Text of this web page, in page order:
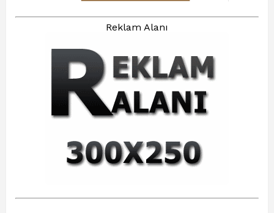
Reklam Alanı